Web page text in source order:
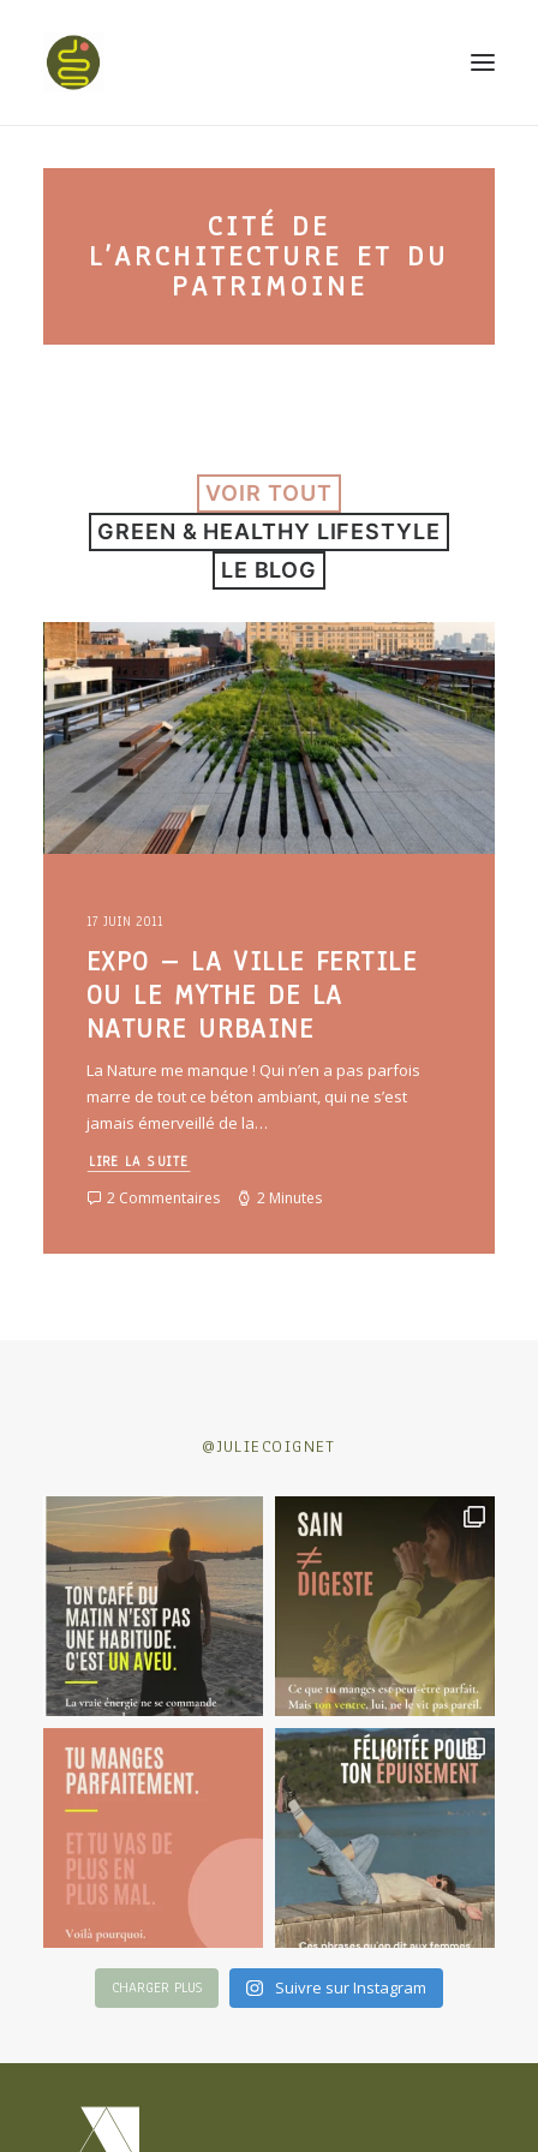
PROGRAMME HAPPY BELLY
MON LIVRE
podcast kinoa
ARTICLES
YOGA
faire le quiz
Recherche
Panier
CITÉ DE
L’ARCHITECTURE ET DU
PATRIMOINE
VOIR TOUT
GREEN & HEALTHY LIFESTYLE
LE BLOG
17 JUIN 2011
EXPO – LA VILLE FERTILE
OU LE MYTHE DE LA
NATURE URBAINE
La Nature me manque ! Qui n’en a pas parfois
marre de tout ce béton ambiant, qui ne s’est
jamais émerveillé de la…
LIRE LA SUITE
2 Commentaires 2 Minutes
@JULIECOIGNET
CHARGER PLUS Suivre sur Instagram